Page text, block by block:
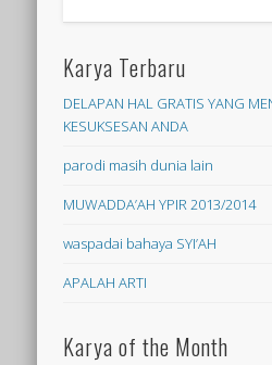
Karya Terbaru
DELAPAN HAL GRATIS YANG
KESUKSESAN ANDA
parodi masih dunia lain
MUWADDA’AH YPIR 2013/2014
waspadai bahaya SYI’AH
APALAH ARTI
Karya of the Month